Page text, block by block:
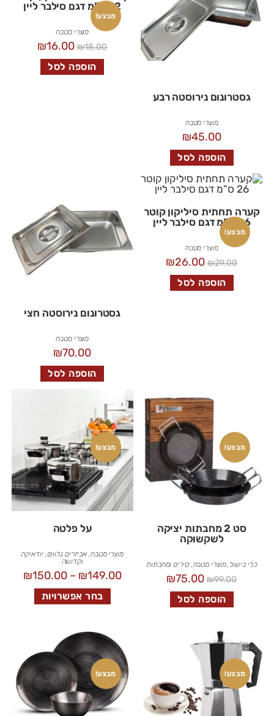
גסטרונום נירוסטה רבע
מוצרי מטבח
₪45.00
הוספה לסל
מבצע!
22 ס”מ דגם סילבר ליין
מוצרי מטבח
₪18.00
₪16.00
הוספה לסל
מבצע!
קערה תחתית סיליקון קוטר
26 ס”מ דגם סילבר ליין
מוצרי מטבח
₪29.00
₪26.00
הוספה לסל
גסטרונום נירוסטה חצי
מוצרי מטבח
₪70.00
הוספה לסל
מבצע!
סט 2 מחבתות יציקה
לשקשוקה
כלי בישול,מוצרי מטבח,סירים ומחבתות
₪99.00
₪75.00
הוספה לסל
מבצע!
על פלטה
מוצרי מטבח, אביזרים נלווים,יודאיקה
וקדושה
₪149.00
–
₪150.00
בחר אפשרויות
מבצע! מבצע!